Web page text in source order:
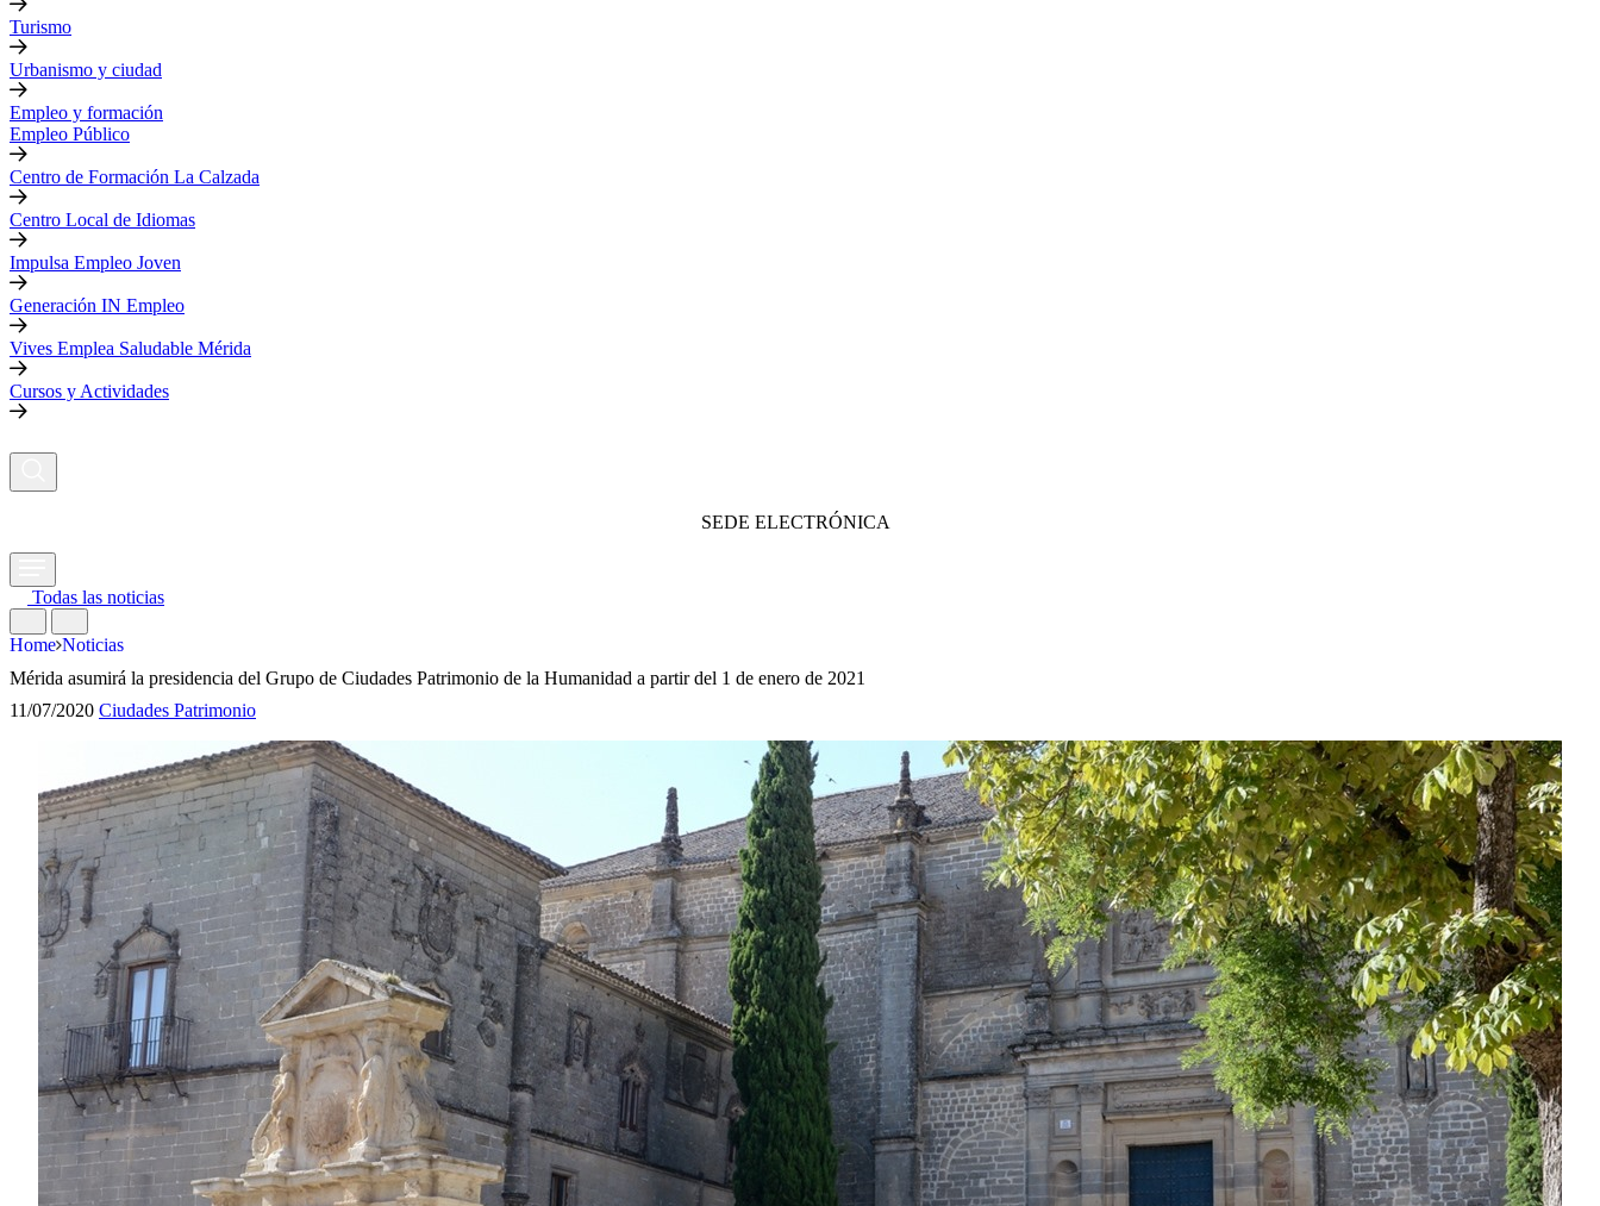
Turismo
Urbanismo y ciudad
Empleo y formación
Empleo Público
Centro de Formación La Calzada
Centro Local de Idiomas
Impulsa Empleo Joven
Generación IN Empleo
Vives Emplea Saludable Mérida
Cursos y Actividades
SEDE ELECTRÓNICA
Todas las noticias
Home Noticias
Mérida asumirá la presidencia del Grupo de Ciudades Patrimonio de la Humanidad a partir del 1 de enero de 2021
11/07/2020 Ciudades Patrimonio